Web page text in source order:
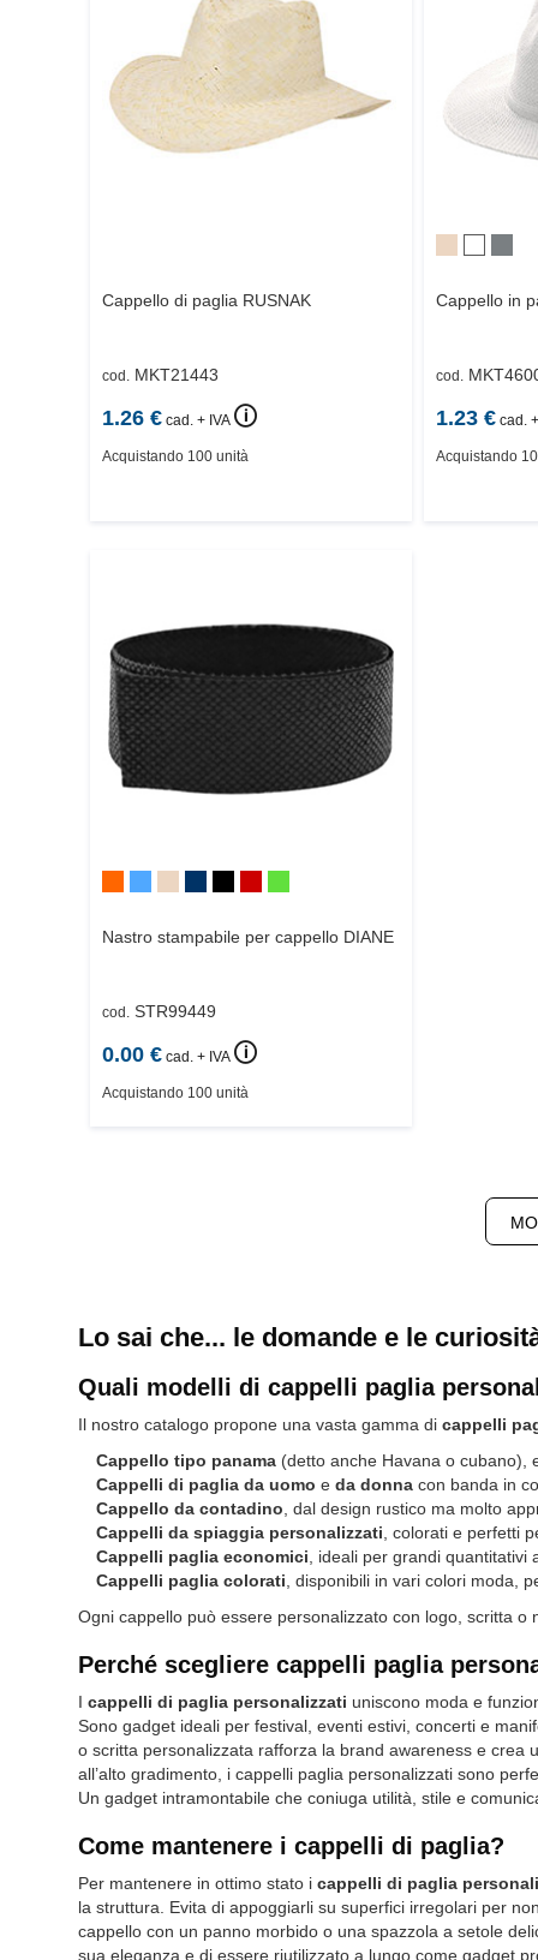
Cappello di paglia RUSNAK
cod. MKT21443
1.26 € cad. + IVA 🛈
Acquistando 100 unità
Cappello in
cod.
1.23€ cad.
Acquistando
Nastro stampabile per cappello DIANE
cod. STR99449
0.00 € cad. + IVA 🛈
Acquistando 100 unità
Lo sai che... le domande e le
Quali modelli di cappelli paglia
Il nostro catalogo propone una vasta gamma di cappelli
Cappello tipo panama (detto anche Havana o cubano),
Cappelli di paglia da uomo e da donna con banda in
Cappello da contadino, dal design rustico ma molto
Cappelli da spiaggia personalizzati, colorati e perfetti
Cappelli paglia economici, ideali per grandi quantitativi
Cappelli paglia colorati, disponibili in vari colori moda,
Ogni cappello può essere personalizzato con logo, scritta
Perché scegliere cappelli paglia
I cappelli di paglia personalizzati uniscono moda e
Sono gadget ideali per festival, eventi estivi, concerti e
o scritta personalizzata rafforza la brand awareness e crea
all’alto gradimento, i cappelli paglia personalizzati sono
Un gadget intramontabile che coniuga utilità, stile e
Come mantenere i cappelli di paglia?
Per mantenere in ottimo stato i cappelli di paglia
la struttura. Evita di appoggiarli su superfici irregolari per
cappello con un panno morbido o una spazzola a setole
sua eleganza e di essere riutilizzato a lungo come gadget